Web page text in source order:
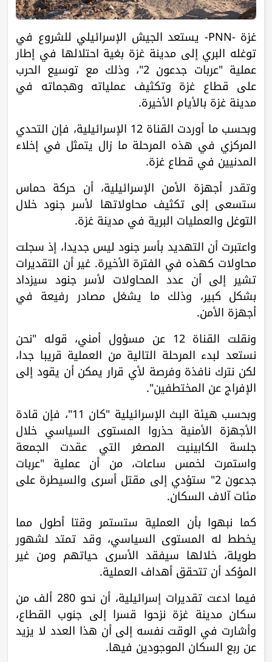
غزة -PNN- يستعد الجيش الإسرائيلي للشروع في
توغله البري إلى مدينة غزة بغية احتلالها في إطار
عملية "عربات جدعون 2"، وذلك مع توسيع الحرب
على قطاع غزة وتكثيف عملياته وهجماته في
مدينة غزة بالأيام الأخيرة.
وبحسب ما أوردت القناة 12 الإسرائيلية، فإن التحدي
المركزي في هذه المرحلة ما زال يتمثل في إخلاء
المدنيين في قطاع غزة.
وتقدر أجهزة الأمن الإسرائيلية، أن حركة حماس
ستسعى إلى تكثيف محاولاتها لأسر جنود خلال
التوغل والعمليات البرية في مدينة غزة.
واعتبرت أن التهديد بأسر جنود ليس جديدا، إذ سجلت
محاولات كهذه في الفترة الأخيرة. غير أن التقديرات
تشير إلى أن عدد المحاولات لأسر جنود سيزداد
بشكل كبير، وذلك ما يشغل مصادر رفيعة في
أجهزة الأمن.
ونقلت القناة 12 عن مسؤول أمني، قوله "نحن
نستعد لبدء المرحلة التالية من العملية قريبا جدا،
لكن نترك نافذة وفرصة لأي قرار يمكن أن يقود إلى
الإفراج عن المختطفين".
وبحسب هيئة البث الإسرائيلية "كان 11"، فإن قادة
الأجهزة الأمنية حذروا المستوى السياسي خلال
جلسة الكابينيت المصغر التي عقدت الجمعة
واستمرت لخمس ساعات، من أن عملية "عربات
جدعون 2" ستؤدي إلى مقتل أسرى والسيطرة على
مئات آلاف السكان.
كما نبهوا بأن العملية ستستمر وقتا أطول مما
يخطط له المستوى السياسي، وقد تمتد لشهور
طويلة، خلالها سيفقد الأسرى حياتهم ومن غير
المؤكد أن تتحقق أهداف العملية.
فيما ادعت تقديرات إسرائيلية، أن نحو 280 ألف من
سكان مدينة غزة نزحوا قسرا إلى جنوب القطاع،
وأشارت في الوقت نفسه إلى أن هذا العدد لا يزيد
عن ربع السكان الموجودين فيها.